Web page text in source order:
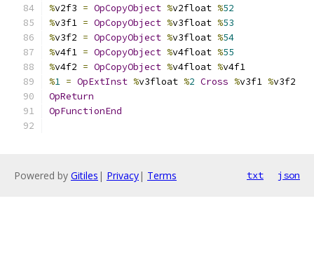
%v2f3 = OpCopyObject %v2float %52
%v3f1 = OpCopyObject %v3float %53
%v3f2 = OpCopyObject %v3float %54
%v4f1 = OpCopyObject %v4float %55
%v4f2 = OpCopyObject %v4float %v4f1
%1 = OpExtInst %v3float %2 Cross %v3f1 %v3f2
OpReturn
OpFunctionEnd
Powered by Gitiles | Privacy| Terms txt json